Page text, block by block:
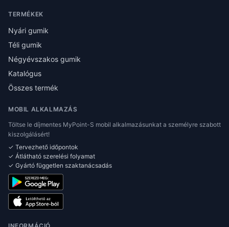
TERMÉKEK
Nyári gumik
Téli gumik
Négyévszakos gumik
Katalógus
Összes termék
MOBIL ALKALMAZÁS
Töltse le díjmentes MyPoint-S mobil alkalmazásunkat a személyre szabott
kiszolgálásért!
✓ Tervezhető időpontok
✓ Átlátható szerelési folyamat
✓ Gyártó független szaktanácsadás